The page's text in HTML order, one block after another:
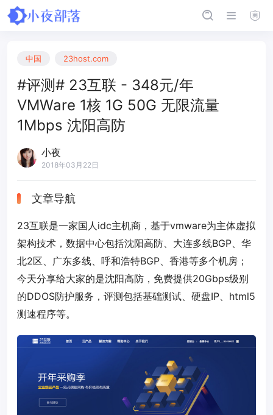
中国 23host.com
#评测# 23互联 - 348元/年
VMWare 1核 1G 50G 无限流量
1Mbps 沈阳高防
小夜
2018年03月22日
文章导航
23互联是一家国人idc主机商，基于vmware为主体虚拟
架构技术，数据中心包括沈阳高防、大连多线BGP、华
北2区、广东多线、呼和浩特BGP、香港等多个机房；
今天分享给大家的是沈阳高防，免费提供20Gbps级别
的DDOS防护服务，评测包括基础测试、硬盘IP、html5
测速程序等。